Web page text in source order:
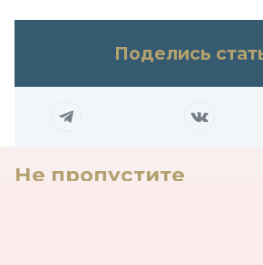
Поделись
Не пропустите